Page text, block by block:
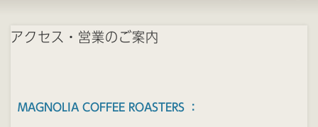
アクセス・営業のご案内
MAGNOLIA COFFEE ROASTERS ：